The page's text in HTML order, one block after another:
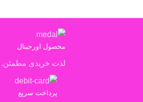
محصول اورجینال
لذت خریدی مطمئن.
پرداخت سریع